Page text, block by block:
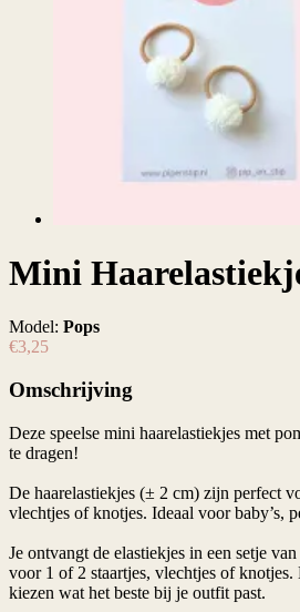
Mini
Model: Pops
€3,25
Omschrijving
Deze speelse mini haarelastiekjes met
te dragen!
De haarelastiekjes (± 2 cm) zijn perfect
vlechtjes of knotjes. Ideaal voor baby’s,
Je ontvangt de elastiekjes in een setje
voor 1 of 2 staartjes, vlechtjes of
kiezen wat het beste bij je outfit past.